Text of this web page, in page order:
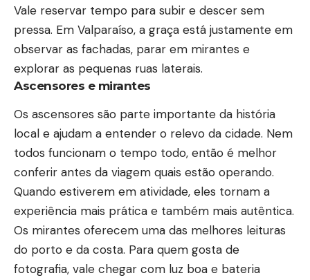
Vale reservar tempo para subir e descer sem
pressa. Em Valparaíso, a graça está justamente em
observar as fachadas, parar em mirantes e
explorar as pequenas ruas laterais.
Ascensores e mirantes
Os ascensores são parte importante da história
local e ajudam a entender o relevo da cidade. Nem
todos funcionam o tempo todo, então é melhor
conferir antes da viagem quais estão operando.
Quando estiverem em atividade, eles tornam a
experiência mais prática e também mais autêntica.
Os mirantes oferecem uma das melhores leituras
do porto e da costa. Para quem gosta de
fotografia, vale chegar com luz boa e bateria